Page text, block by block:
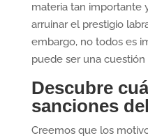
materia tan importante
arruinar el prestigio
embargo, no todos es
puede ser una cuestión
Descubre
sanciones
Creemos que los